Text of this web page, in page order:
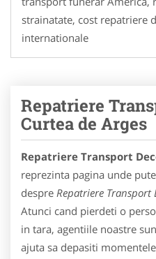
strainatate, cost repatriere
internationale
Repatriere
Curtea de Arges
Repatriere Transport
reprezinta pagina unde
despre Repatriere Transport
Atunci cand pierdeti o
in tara, agentiile noastre
ajuta sa depasiti